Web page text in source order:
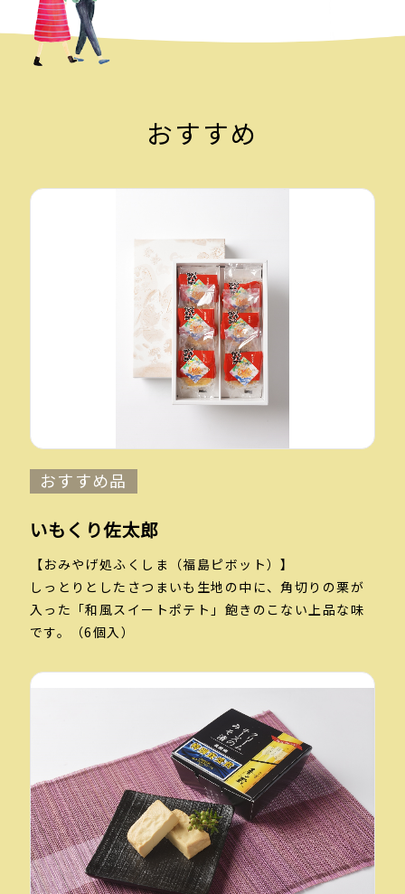
おすすめ
おすすめ品
いもくり佐太郎
【おみやげ処ふくしま（福島ピボット）】
しっとりとしたさつまいも生地の中に、角切りの栗が
入った「和風スイートポテト」飽きのこない上品な味
です。（6個入）